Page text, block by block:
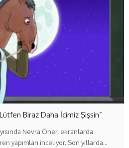
Biraz Daha İçimiz Şişsin”
Nevra Öner, ekranlarda
yapımları inceliyor. Son yıllarda…